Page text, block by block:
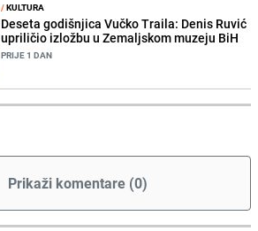
/KULTURA
Deseta godišnjica Vučko Traila: Denis Ruvić
upriličio izložbu u Zemaljskom muzeju BiH
PRIJE 1 DAN
Prikaži komentare (0)